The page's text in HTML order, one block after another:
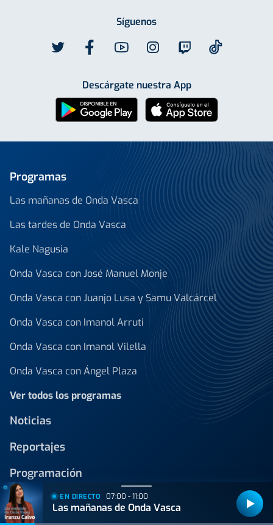
Síguenos
Descárgate nuestra App
Programas
Las mañanas de Onda Vasca
Las tardes de Onda Vasca
Kale Nagusia
Onda Vasca con José Manuel Monje
Onda Vasca con Juanjo Lusa y Samu Valcárcel
Onda Vasca con Imanol Arruti
Onda Vasca con Imanol Vilella
Onda Vasca con Ángel Plaza
Ver todos los programas
Noticias
Reportajes
Programación
EN DIRECTO 07:00 - 11:00
Las mañanas de Onda Vasca